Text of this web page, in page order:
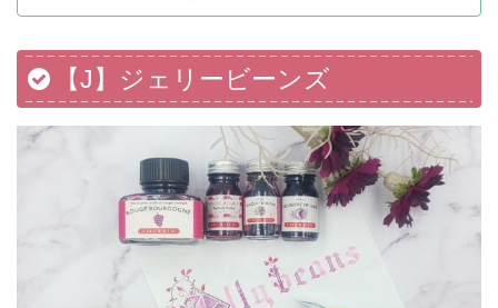
【J】ジェリービーンズ